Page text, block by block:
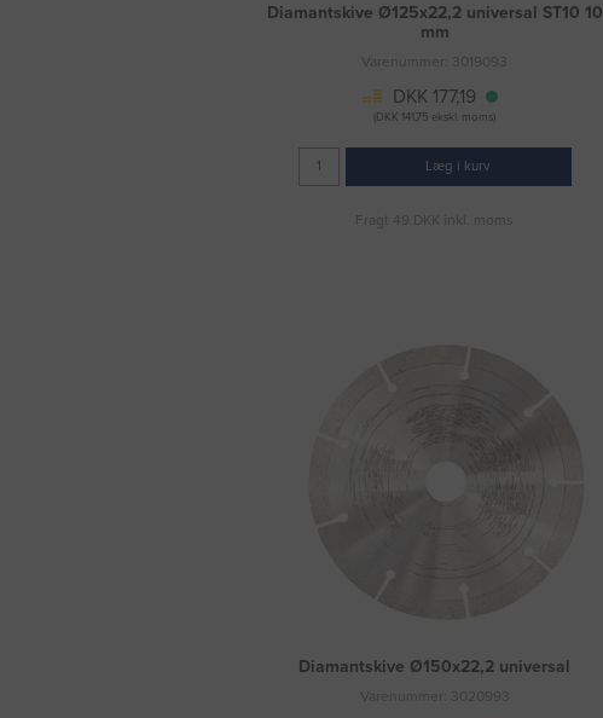
Diamantskive Ø125x22,2 universal ST10 10
mm
Varenummer: 3019093
DKK 177,19
(DKK 141,75 ekskl. moms)
Læg i kurv
Fragt 49 DKK inkl. moms
Diamantskive Ø150x22,2 universal
Varenummer: 3020993